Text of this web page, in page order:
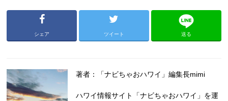
シェア ツイート 送る
著者：「ナビちゃおハワイ」編集長mimi
ハワイ情報サイト「ナビちゃおハワイ」を運